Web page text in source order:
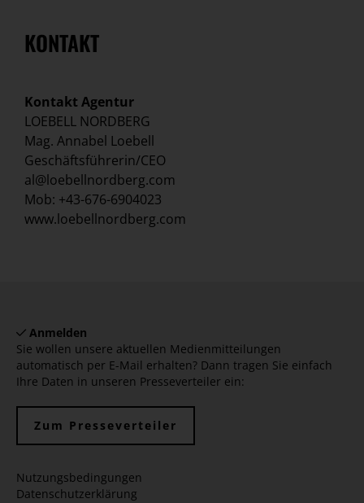
KONTAKT
Kontakt Agentur
LOEBELL NORDBERG
Mag. Annabel Loebell
Geschäftsführerin/CEO
al@loebellnordberg.com
Mob: +43-676-6904023
www.loebellnordberg.com
Anmelden
Sie wollen unsere aktuellen Medienmitteilungen
automatisch per E-Mail erhalten? Dann tragen Sie einfach
Ihre Daten in unseren Presseverteiler ein:
Zum Presseverteiler
Nutzungsbedingungen
Datenschutzerklärung